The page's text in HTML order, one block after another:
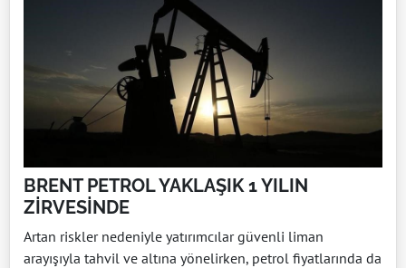
BRENT PETROL YAKLAŞIK 1 YILIN
ZİRVESİNDE
Artan riskler nedeniyle yatırımcılar güvenli liman
arayışıyla tahvil ve altına yönelirken, petrol fiyatlarında da